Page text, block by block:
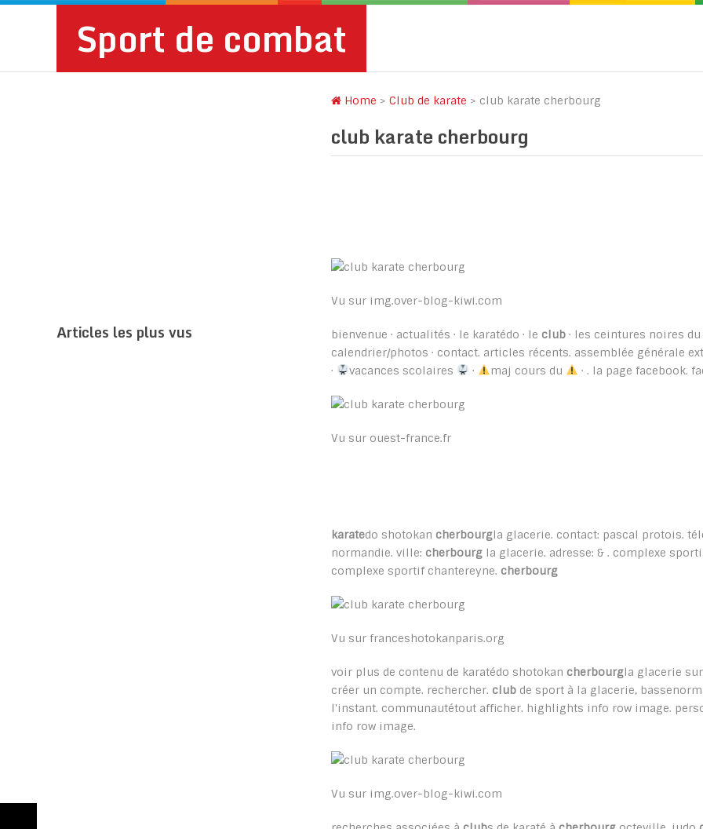
Sport de combat
Home >Club de karate > club karate cherbourg
club karate cherbourg
Vu sur img.over-blog-kiwi.com
bienvenue · actualités · le karatédo · le club · les ceintures noires
calendrier/photos · contact. articles récents. assemblée générale
·
vacances scolaires · maj cours du · . la page facebook.
Vu sur ouest-france.fr
karatedo shotokan cherbourgla glacerie. contact: pascal protois.
normandie. ville: cherbourg la glacerie. adresse: & . complexe
complexe sportif chantereyne. cherbourg
Vu sur franceshotokanparis.org
voir plus de contenu de karatédo shotokan cherbourgla glacerie
créer un compte. rechercher. club de sport à la glacerie,
l'instant. communautétout afficher. highlights info row image.
info row image.
Vu sur img.over-blog-kiwi.com
Articles les plus vus